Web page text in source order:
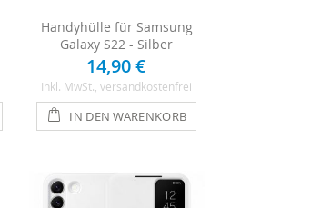
Handyhülle für Samsung
Galaxy S22 - Silber
14,90 €
Inkl. MwSt., versandkostenfrei
IN DEN WARENKORB